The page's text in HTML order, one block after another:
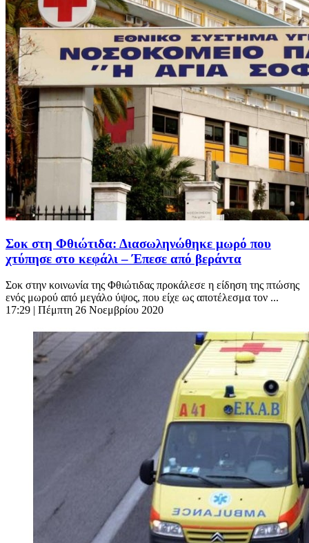
Σοκ στη Φθιώτιδα: Διασωληνώθηκε μωρό που
χτύπησε στο κεφάλι – Έπεσε από βεράντα
Σοκ στην κοινωνία της Φθιώτιδας προκάλεσε η είδηση της πτώσης
ενός μωρού από μεγάλο ύψος, που είχε ως αποτέλεσμα τον ...
17:29 | Πέμπτη 26 Νοεμβρίου 2020